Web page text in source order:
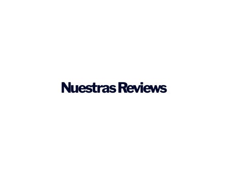
Nuestras Reviews